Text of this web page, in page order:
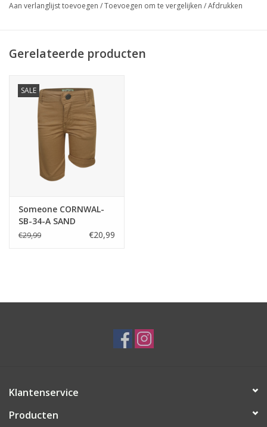
Aan verlanglijst toevoegen /Toevoegen om te vergelijken /Afdrukken
Gerelateerde producten
SALE
Someone CORNWAL-
SB-34-A SAND
€29,99 €20,99
Klantenservice
Producten